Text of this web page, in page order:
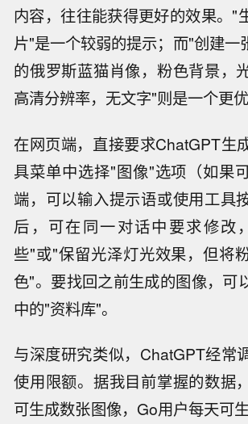
内容，往往能获得更好的效果。"
片"是一个较弱的提示；而"创建一
的俄罗斯蓝猫肖像，粉色背景，
高清分辨率，无文字"则是一个更优
在网页端，直接要求ChatGPT生
具菜单中选择"图像"选项（如果
端，可以输入提示语或使用工具
后，可在同一对话中要求修改
些"或"保留光泽灯光效果，但将
色"。要找回之前生成的图像，可
中的"资料库"。
与深度研究类似，ChatGPT经常
使用限额。据我目前掌握的数据
可生成数张图像，Go用户每天可